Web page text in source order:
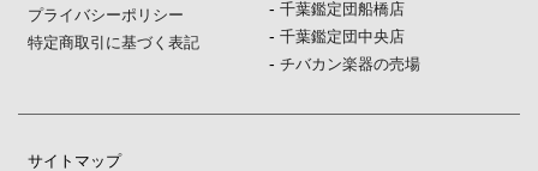
プライバシーポリシー
特定商取引に基づく表記
- 千葉鑑定団船橋店
- 千葉鑑定団中央店
- チバカン楽器の売場
サイトマップ